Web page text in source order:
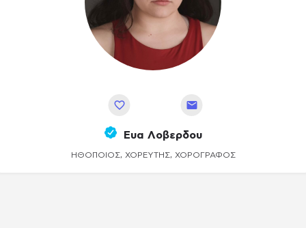
Ευα Λοβερδου
ΗΘΟΠΟΙΌΣ, ΧΟΡΕΥΤΉΣ, ΧΟΡΟΓΡΆΦΟΣ